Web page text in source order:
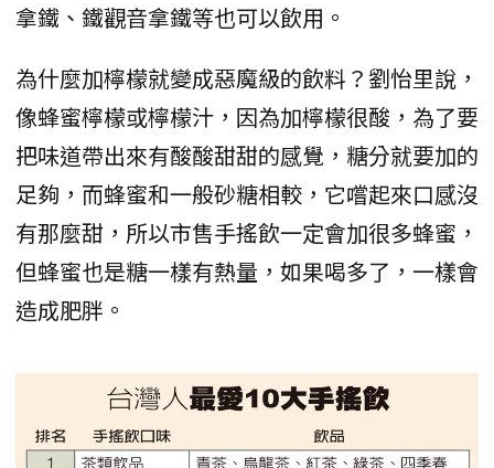
拿鐵、鐵觀音拿鐵等也可以飲用。
為什麼加檸檬就變成惡魔級的飲料？劉怡里說，
像蜂蜜檸檬或檸檬汁，因為加檸檬很酸，為了要
把味道帶出來有酸酸甜甜的感覺，糖分就要加的
足夠，而蜂蜜和一般砂糖相較，它嚐起來口感沒
有那麼甜，所以市售手搖飲一定會加很多蜂蜜，
但蜂蜜也是糖一樣有熱量，如果喝多了，一樣會
造成肥胖。